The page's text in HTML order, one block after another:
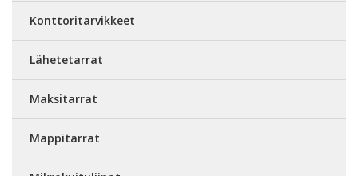
Konttoritarvikkeet
Lähetetarrat
Maksitarrat
Mappitarrat